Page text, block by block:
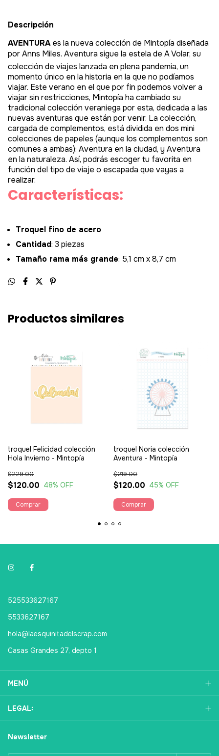
AVENTURAes la nueva colección de Mintopía diseñada
por Anns Miles. Aventura sigue la estela de A Volar, su
colección de viajes lanzada en plena pandemia, un
momento único en la historia en la que no podíamos
viajar. Este verano en el que por fin podemos volver a
viajar sin restricciones, Mintopía ha cambiado su
tradicional colección veraniega por esta, dedicada a las
nuevas aventuras que están por venir. La colección,
cargada de complementos, está dividida en dos mini
colecciones de papeles (aunque los complementos son
comunes a ambas): Aventura en la ciudad, y Aventura
en la naturaleza. Así, podrás escoger tu favorita en
función del tipo de viaje o escapada que vayas a
realizar.
Características:
Troquel fino de acero
Cantidad
: 3 piezas
troquel Felicidad colección
$229.00
troquel Noria colección
$219.00